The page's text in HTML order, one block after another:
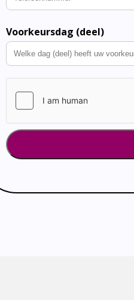
Voorkeursdag (deel)